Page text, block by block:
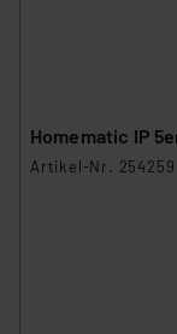
Homematic IP
Artikel-Nr. 254259